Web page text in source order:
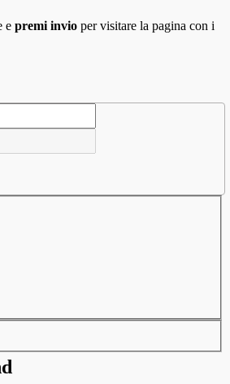
e premi invio per visitare la pagina con i